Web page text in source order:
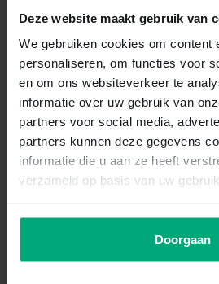
Deze website maakt gebruik van
We gebruiken cookies om content
personaliseren, om functies voor
en om ons websiteverkeer te
informatie over uw gebruik van
partners voor social media,
partners kunnen deze gegevens
informatie die u aan ze heeft
verzameld op basis van uw
Doorgaan
Recent bekeken